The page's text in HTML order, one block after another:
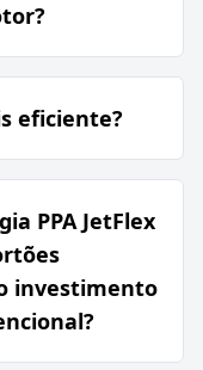
eficiente?
PPA JetFlex
investimento